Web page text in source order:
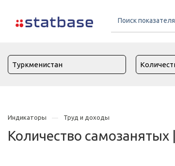
Индикаторы Труд и доходы
Количество самозанятых